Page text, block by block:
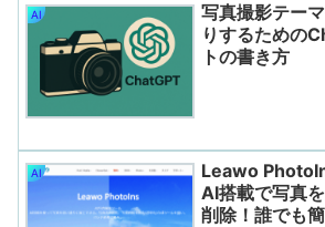
AI
写真撮影テー
りするための
トの書き方
AI
Leawo
AI搭載で写真
削除！誰でも